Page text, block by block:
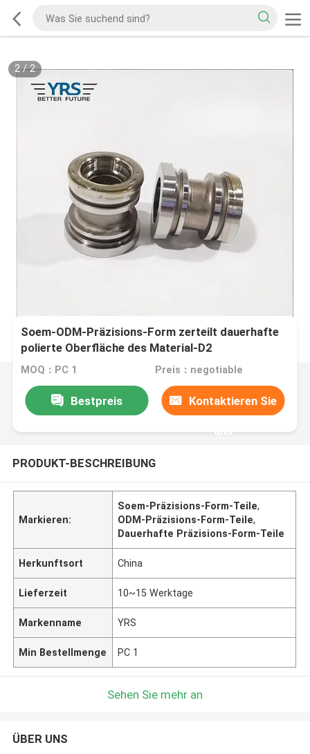
2/2
Soem-ODM-Präzisions-Form zerteilt dauerhafte
polierte Oberfläche des Material-D2
MOQ：PC 1 Preis：negotiable
Bestpreis Kontaktieren Sie
uns
PRODUKT-BESCHREIBUNG
Markieren:
Soem-Präzisions-Form-Teile,
ODM-Präzisions-Form-Teile,
Dauerhafte Präzisions-Form-Teile
Herkunftsort China
Lieferzeit 10~15 Werktage
Markenname YRS
Min Bestellmenge PC 1
Sehen Sie mehr an
ÜBER UNS